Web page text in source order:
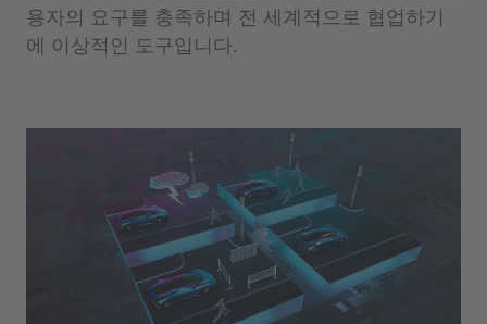
용자의 요구를 충족하며 전 세계적으로 협업하기
에 이상적인 도구입니다.